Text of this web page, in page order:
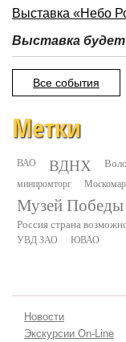
Выставка «Небо
Выставка
Все события
Метки
ВАО ВДНХ
минпромторг
Музей Победы
Россия страна
УВД ЗАО
ЮВАО
Новости
Экскурсии On-Line